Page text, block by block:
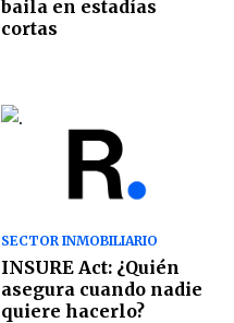
baila en estadías
cortas
SECTOR INMOBILIARIO
INSURE Act: ¿Quién
asegura cuando nadie
quiere hacerlo?